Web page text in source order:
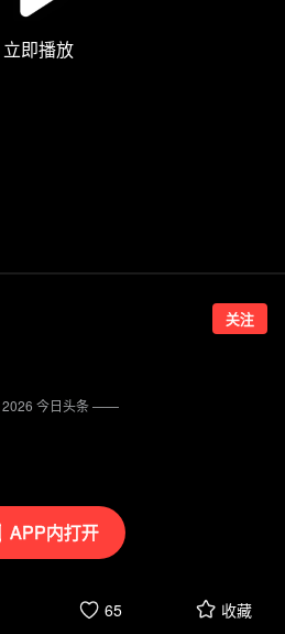
APP内打开
关注
65 收藏
2026 今日头条——